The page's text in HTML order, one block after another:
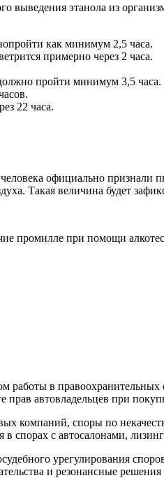
выведения этанола из
как минимум 2,5 часа.
примерно через 2 часа.
пройти минимум 3,5
22 часа.
официально признали
Такая величина будет
промилле при помощи
в правоохранительных
автовладельцев при
компаний, споры по
в спорах с автосалонами,
урегулирования
и резонансные